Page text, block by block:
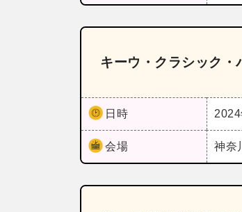
キーウ・クラシック・
日時 2024
会場 神奈